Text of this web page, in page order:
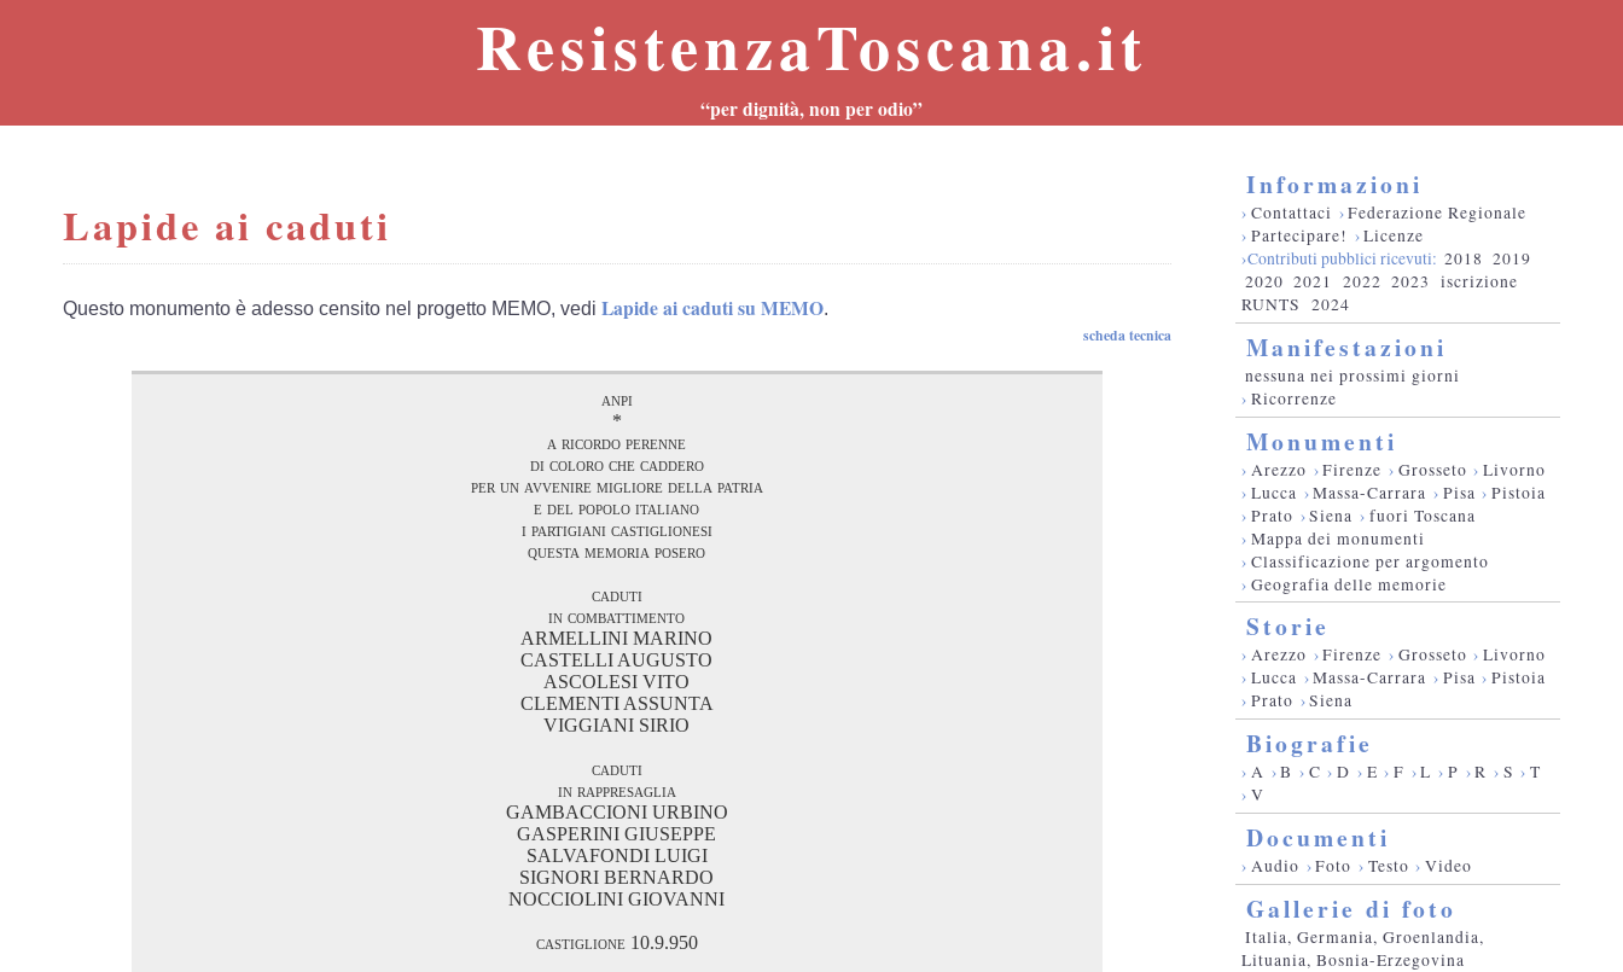
ResistenzaToscana.it
“per dignità, non per odio”
Lapide ai caduti
Questo monumento è adesso censito nel progetto MEMO, vedi Lapide ai caduti su MEMO.
scheda tecnica
anpi
*
a ricordo perenne
di coloro che caddero
per un avvenire migliore della patria
e del popolo italiano
i partigiani castiglionesi
questa memoria posero
caduti
in combattimento
ARMELLINI MARINO
CASTELLI AUGUSTO
ASCOLESI VITO
CLEMENTI ASSUNTA
VIGGIANI SIRIO
caduti
in rappresaglia
GAMBACCIONI URBINO
GASPERINI GIUSEPPE
SALVAFONDI LUIGI
SIGNORI BERNARDO
NOCCIOLINI GIOVANNI
castiglione 10.9.950
Informazioni
› Contattaci ›Federazione Regionale
› Partecipare! ›Licenze
›Contributi pubblici ricevuti: 2018 2019
2020 2021 2022 2023
iscrizione
RUNTS
2024
Manifestazioni
nessuna nei prossimi giorni
› Ricorrenze
Monumenti
› Arezzo ›Firenze › Grosseto › Livorno
› Lucca ›Massa-Carrara › Pisa › Pistoia
› Prato ›Siena › fuori Toscana
› Mappa dei monumenti
› Classificazione per argomento
› Geografia delle memorie
Storie
› Arezzo ›Firenze › Grosseto › Livorno
› Lucca ›Massa-Carrara › Pisa › Pistoia
› Prato ›Siena
Biografie
› A ›B › C › D › E › F ›L › P ›R › S › T
› V
Documenti
› Audio ›Foto › Testo › Video
Gallerie di foto
Italia, Germania, Groenlandia,
Lituania, Bosnia-Erzegovina